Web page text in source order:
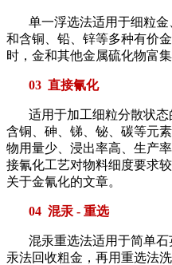
单一浮选法适用于细粒
和含铜、铅、锌等多种有价
时，金和其他金属硫化物富
03 直接氰化
适用于加工细粒分散状
含铜、砷、锑、铋、碳等元
物用量少、浸出率高、生产
接氰化工艺对物料细度要求
关于金氰化的文章。
04 混汞 - 重选
混汞重选法适用于简单
汞法回收粗金，再用重选法